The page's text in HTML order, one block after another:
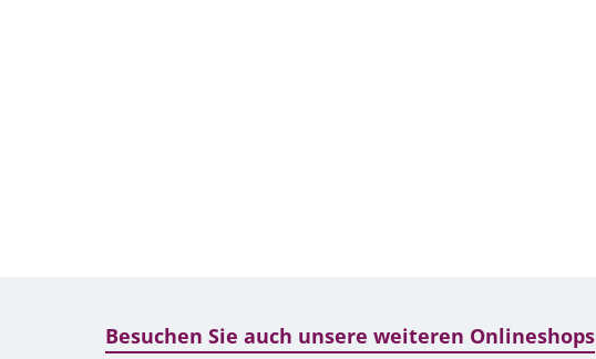
Besuchen Sie auch unsere weiteren Onlineshops